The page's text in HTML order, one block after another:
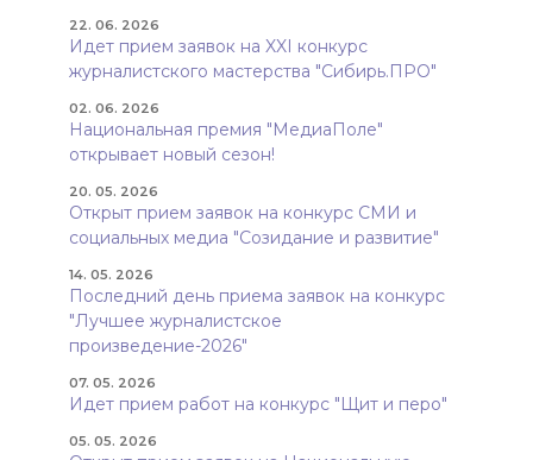
22. 06. 2026
Идет прием заявок на XXI конкурс
журналистского мастерства "Сибирь.ПРО"
02. 06. 2026
Национальная премия "МедиаПоле"
открывает новый сезон!
20. 05. 2026
Открыт прием заявок на конкурс СМИ и
социальных медиа "Созидание и развитие"
14. 05. 2026
Последний день приема заявок на конкурс
"Лучшее журналистское
произведение-2026"
07. 05. 2026
Идет прием работ на конкурс "Щит и перо"
05. 05. 2026